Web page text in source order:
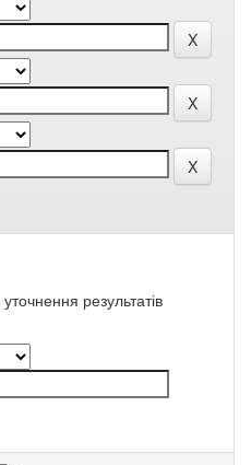
результатів